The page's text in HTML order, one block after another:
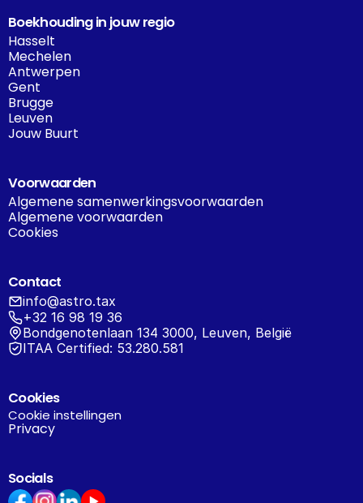
Boekhouding in jouw regio
Hasselt
Mechelen
Antwerpen
Gent
Brugge
Leuven
Jouw Buurt
Voorwaarden
Algemene samenwerkingsvoorwaarden
Algemene voorwaarden
Cookies
Contact
info@astro.tax
+32 16 98 19 36
Bondgenotenlaan 134 3000, Leuven, België
ITAA Certified: 53.280.581
Cookies
Cookie instellingen
Privacy
Socials